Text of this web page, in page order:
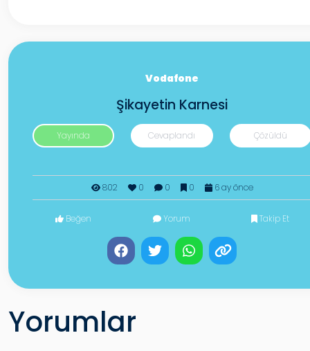
Vodafone
Şikayetin Karnesi
Yayında Cevaplandı Çözüldü
802 0 0 0 6 ay önce
Beğen Yorum Takip Et
Yorumlar